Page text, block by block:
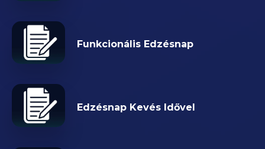
Funkcionális Edzésnap
Edzésnap Kevés Idővel